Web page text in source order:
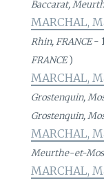
Baccarat,
MARCHAL,
Rhin, FRANCE-
FRANCE)
MARCHAL,
Grostenquin,
Grostenquin,
MARCHAL,
Meurthe-et-
MARCHAL,